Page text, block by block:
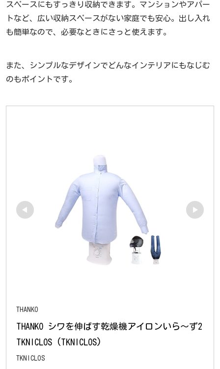
スペースにもすっきり収納できます。マンションやアパー
トなど、広い収納スペースがない家庭でも安心。出し入れ
も簡単なので、必要なときにさっと使えます。
また、シンプルなデザインでどんなインテリアにもなじむ
のもポイントです。
THANKO
THANKO シワを伸ばす乾燥機アイロンいら～ず2
TKNICLOS (TKNICLOS)
TKNICLOS